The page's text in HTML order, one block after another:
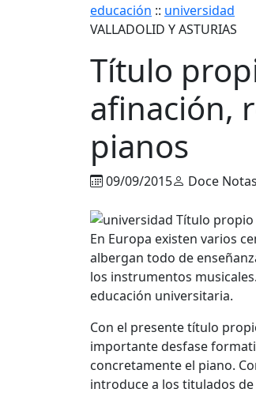
educación :: universidad
VALLADOLID Y ASTURIAS
Título
afinación,
pianos
09/09/2015 Doce
En Europa existen varios
albergan todo de
los instrumentos
educación universitaria.
Con el presente título
importante desfase
concretamente el piano.
introduce a los titulados